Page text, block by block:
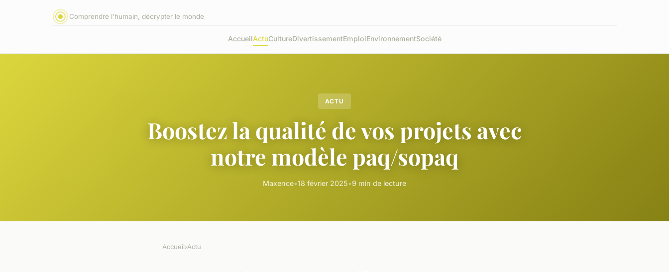
Comprendre l'humain, décrypter le monde
AccueilActuCultureDivertissementEmploiEnvironnementSociété
ACTU
Boostez la qualité de vos projets avec
notre modèle paq/sopaq
Maxence•18 février 2025•9 min de lecture
Accueil›Actu